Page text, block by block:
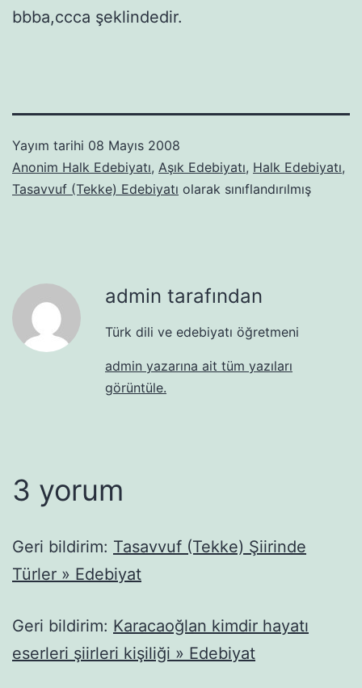
bbba,ccca şeklindedir.
Yayım tarihi 08 Mayıs 2008
Anonim Halk Edebiyatı, Aşık Edebiyatı, Halk Edebiyatı,
Tasavvuf (Tekke) Edebiyatı olarak sınıflandırılmış
admin tarafından
Türk dili ve edebiyatı öğretmeni
admin yazarına ait tüm yazıları
görüntüle.
3 yorum
Geri bildirim: Tasavvuf (Tekke) Şiirinde
Türler » Edebiyat
Geri bildirim: Karacaoğlan kimdir hayatı
eserleri şiirleri kişiliği » Edebiyat